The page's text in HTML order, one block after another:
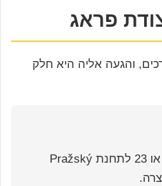
פראג
והגעה אליה היא חלק
קווים 22 או 23 לתחנת Pražský